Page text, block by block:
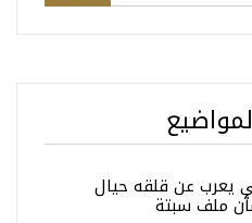
يعرب عن قلقه حيال
ملف سبتة